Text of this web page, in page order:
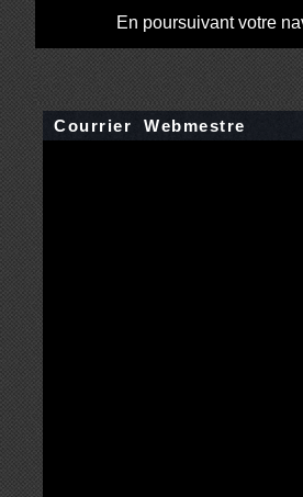
En poursuivant votre
Courrier Webmestre